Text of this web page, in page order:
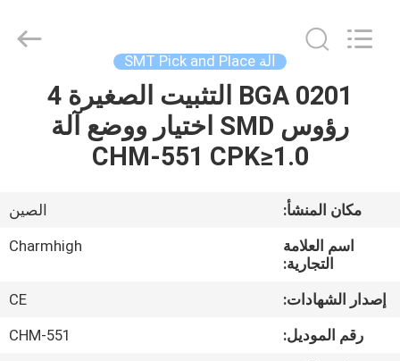
مقاطع
الفيديو
معلومات
TECHNOLOGY
LIMITED.
آلة SMT Pick and Place
0201 BGA التثبيت الصغيرة 4
رؤوس SMD اختيار ووضع آلة
CHM-551 CPK≥1.0
مكان المنشأ:
الصين
اسم العلامة
التجارية:
Charmhigh
إصدار الشهادات:
CE
رقم الموديل:
CHM-551